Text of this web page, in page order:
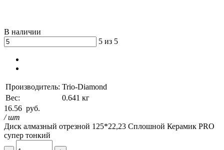
В наличии
5 из 5
Производитель: Trio-Diamond
Вес:
0.641 кг
16.56 руб.
/ шт
Диск алмазный отрезной 125*22,23 Сплошной Керамик PRO
супер тонкий